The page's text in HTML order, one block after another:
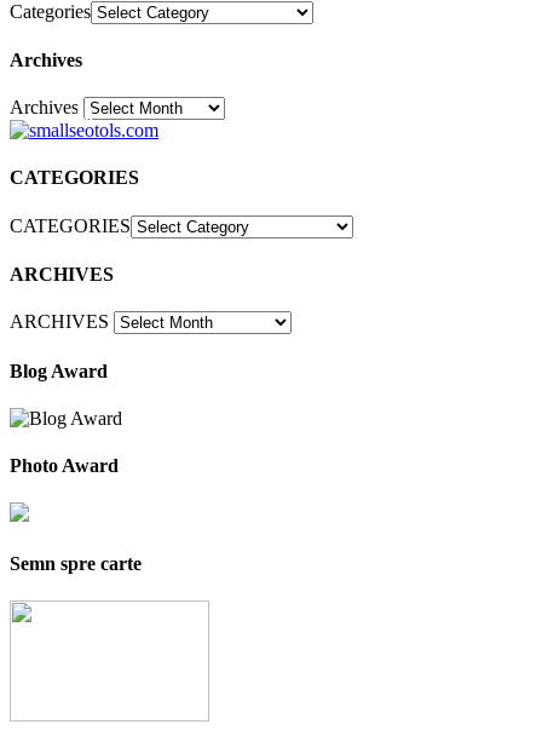
Categories
Archives
Archives30
CATEGORIES
CATEGORIES
ARCHIVES
ARCHIVES
Blog Award
Photo Award
Semn spre carte